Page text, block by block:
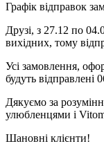
Графік відправок
Друзі, з 27.12 по
вихідних, тому
Усі замовлення,
будуть відправлені
Дякуємо за
улюбленцями і
Шановні клієнти!